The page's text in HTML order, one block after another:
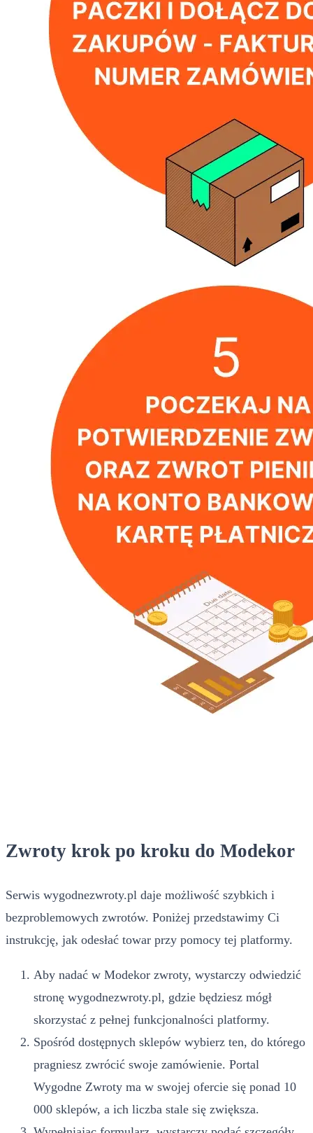
Zwroty krok po kroku do Modekor
Serwis wygodnezwroty.pl daje możliwość szybkich i
bezproblemowych zwrotów. Poniżej przedstawimy Ci
instrukcję, jak odesłać towar przy pomocy tej platformy.
Aby nadać w Modekor zwroty, wystarczy odwiedzić
stronę wygodnezwroty.pl, gdzie będziesz mógł
skorzystać z pełnej funkcjonalności platformy.
Spośród dostępnych sklepów wybierz ten, do którego
pragniesz zwrócić swoje zamówienie. Portal
Wygodne Zwroty ma w swojej ofercie się ponad 10
000 sklepów, a ich liczba stale się zwiększa.